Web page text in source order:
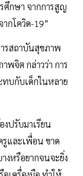
ศึกษา จากการสูญ
กโควิด-19”
รสถาบันสุขภาพ
พจิต กล่าวว่า การ
ทบกับเด็กในหลาย
งปรับมาเรียน
และเพื่อน ขาด
งหรือยากจนจะยิ่ง